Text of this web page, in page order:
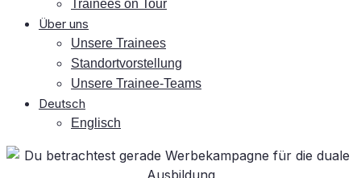
Trai­nees on Tour
Über uns
Un­se­re Trainees
Stand­ort­vor­stel­lung
Un­se­re Trainee-Teams
Deutsch
Eng­lisch